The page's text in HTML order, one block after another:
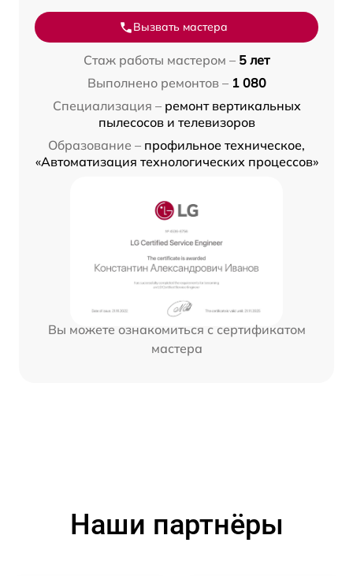
Вызвать мастера
Стаж работы мастером – 5 лет
Выполнено ремонтов – 1 080
Специализация – ремонт вертикальных
пылесосов и телевизоров
Образование – профильное техническое,
«Автоматизация технологических процессов»
Вы можете ознакомиться с сертификатом
мастера
Наши партнёры